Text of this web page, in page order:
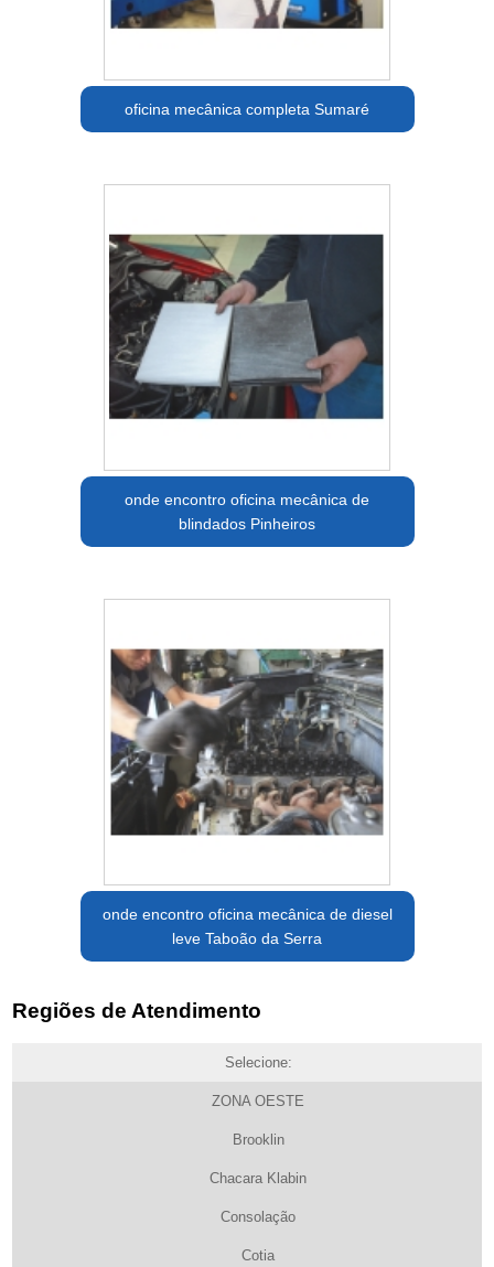
oficina mecânica completa Sumaré
onde encontro oficina mecânica de
blindados Pinheiros
onde encontro oficina mecânica de diesel
leve Taboão da Serra
Regiões de Atendimento
Selecione:
ZONA OESTE
Brooklin
Chacara Klabin
Consolação
Cotia